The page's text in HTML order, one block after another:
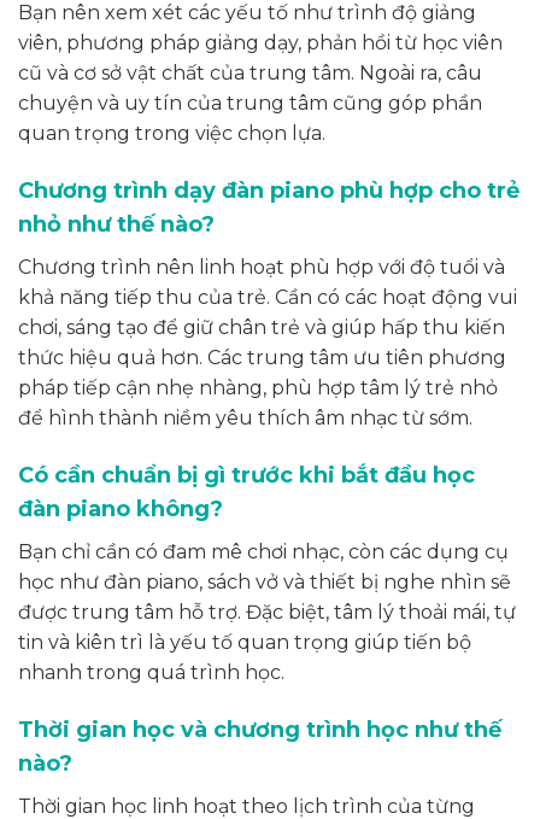
Bạn nên xem xét các yếu tố như trình độ giảng
viên, phương pháp giảng dạy, phản hồi từ học viên
cũ và cơ sở vật chất của trung tâm. Ngoài ra, câu
chuyện và uy tín của trung tâm cũng góp phần
quan trọng trong việc chọn lựa.
Chương trình dạy đàn piano phù hợp cho trẻ
nhỏ như thế nào?
Chương trình nên linh hoạt phù hợp với độ tuổi và
khả năng tiếp thu của trẻ. Cần có các hoạt động vui
chơi, sáng tạo để giữ chân trẻ và giúp hấp thu kiến
thức hiệu quả hơn. Các trung tâm ưu tiên phương
pháp tiếp cận nhẹ nhàng, phù hợp tâm lý trẻ nhỏ
để hình thành niềm yêu thích âm nhạc từ sớm.
Có cần chuẩn bị gì trước khi bắt đầu học
đàn piano không?
Bạn chỉ cần có đam mê chơi nhạc, còn các dụng cụ
học như đàn piano, sách vở và thiết bị nghe nhìn sẽ
được trung tâm hỗ trợ. Đặc biệt, tâm lý thoải mái, tự
tin và kiên trì là yếu tố quan trọng giúp tiến bộ
nhanh trong quá trình học.
Thời gian học và chương trình học như thế
nào?
Thời gian học linh hoạt theo lịch trình của từng